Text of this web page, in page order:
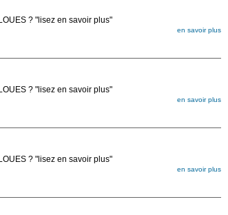
? "lisez en savoir plus"
en savoir plus
? "lisez en savoir plus"
en savoir plus
? "lisez en savoir plus"
en savoir plus